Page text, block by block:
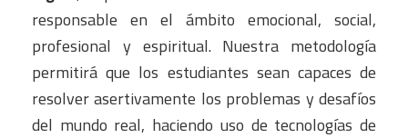
responsable en el ámbito emocional, social,
profesional y espiritual. Nuestra metodología
permitirá que los estudiantes sean capaces de
resolver asertivamente los problemas y desafíos
del mundo real, haciendo uso de tecnologías de